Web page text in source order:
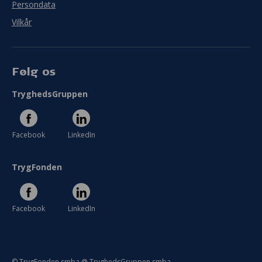
Persondata
Vilkår
Følg os
TryghedsGruppen
Facebook LinkedIn
TrygFonden
Facebook LinkedIn